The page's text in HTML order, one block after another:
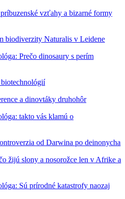
vzťahy a bizarné formy
biodiverzity Naturalis v Leidene
Prečo dinosaury s perím
a dinovtáky druhohôr
takto vás klamú o
od Darwina po deinonycha
žijú slony a nosorožce len v Afrike a
Sú prírodné katastrofy naozaj